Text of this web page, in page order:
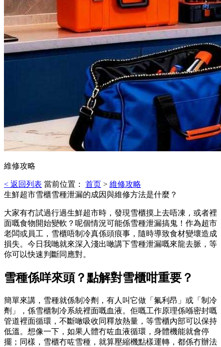
維修攻略
< 返回列表 當前位置： 首页 > 維修攻略
生鮮超市雪櫃雪種泄漏的成因與維修方法是什麼？
大家有冇試過行過生鮮超市時，發現雪櫃摸上去唔凍，或者裡
面嘅食物開始變軟？呢個情況可能係雪種泄漏搞鬼！作為超市
老闆或員工，雪櫃唔制冷真係頭痕事，隨時導致食材變壞造成
損失。今日我哋就來深入淺出噉講下雪種泄漏嘅來龍去脈，等
你可以快速判斷同應對。
雪種係咩來頭？點解對雪櫃咁重要？
簡單來講，雪種就係制冷劑，有人叫它做「氟利昂」或「制冷
劑」，係雪櫃制冷系統裡面嘅血液。佢嘅工作原理係喺密封嘅
管道裡面循環，不斷噉吸收同釋放熱量，等雪櫃內部可以保持
低溫。想像一下，如果人體冇咗血液循環，身體機能就會停
擺；同樣，雪櫃冇咗雪種，就算壓縮機點樣運轉，都係冇辦法